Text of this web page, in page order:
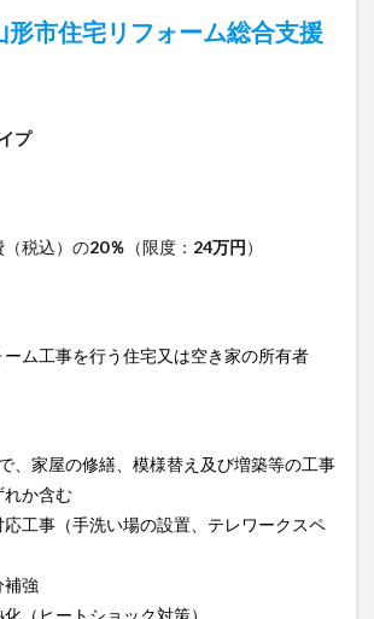
形市住宅リフォーム総合支援
プ
（税込）の20％ （限度： 24万円）
ム工事を行う住宅又は空き家の所有者
、家屋の修繕、模様替え及び増築等の工事
か含む
工事（手洗い場の設置、テレワークスペ
強
（ヒートショック対策）